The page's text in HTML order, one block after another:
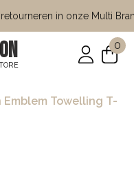
in onze Multi
0
Emblem Towelling T-